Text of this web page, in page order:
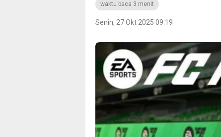
waktu baca 3 menit
Senin, 27 Okt 2025 09:19